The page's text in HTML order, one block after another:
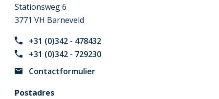
Stationsweg 6
3771 VH Barneveld
+31 (0)342 - 478432
+31 (0)342 - 729230
Contactformulier
Postadres